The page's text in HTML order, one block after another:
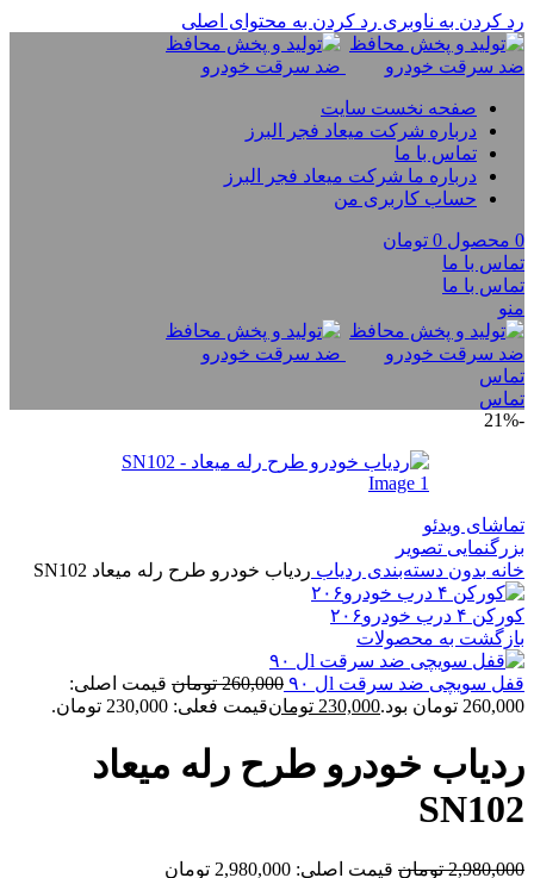
رد کردن به ناوبری رد کردن به محتوای اصلی
صفحه نخست سایت
درباره شرکت میعاد فجر البرز
تماس با ما
درباره ما شرکت میعاد فجر البرز
حساب کاربری من
0 محصول 0 تومان
تماس با ما
تماس با ما
منو
تماس
تماس
-21%
تماشای ویدئو
بزرگنمایی تصویر
خانه بدون دسته‌بندی ردیاب ردیاب خودرو طرح رله میعاد SN102
کورکن ۴ درب خودرو۲۰۶
بازگشت به محصولات
قفل سویچی ضد سرقت lل ۹۰ 260,000 تومان قیمت اصلی:
260,000 تومان بود.
230,000 تومانقیمت فعلی: 230,000 تومان.
ردیاب خودرو طرح رله میعاد
SN102
2,980,000 تومان
قیمت اصلی: 2,980,000 تومان